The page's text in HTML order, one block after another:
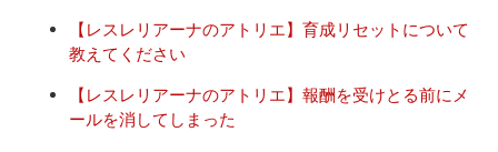
【レスレリアーナのアトリエ】育成リセットについて
教えてください
【レスレリアーナのアトリエ】報酬を受けとる前にメ
ールを消してしまった